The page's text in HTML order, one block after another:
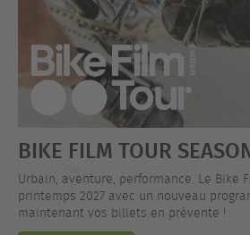
BIKE FILM TOUR
Urbain, aventure, performance. Le Bike
printemps 2027 avec un nouveau
maintenant vos billets en prévente !